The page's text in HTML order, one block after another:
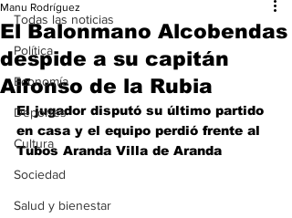
Todas las noticias
Política
Economía
Deportes
Cultura
Sociedad
Salud y bienestar
El Balonmano Alcobendas
despide a su capitán
Alfonso de la Rubia
Manu Rodríguez
El jugador disputó su último partido
en casa y el equipo perdió frente al
Tubos Aranda Villa de Aranda